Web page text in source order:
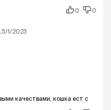
0
0
5/1/2023
качествами, кошка ест с